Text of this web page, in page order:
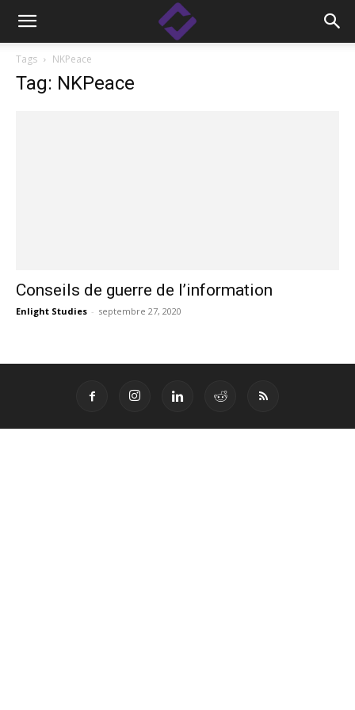
Tags NKPeace
Tag: NKPeace
Conseils de guerre de l’information
Enlight Studies - septembre 27, 2020